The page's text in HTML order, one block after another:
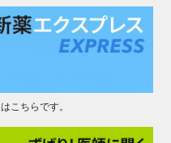
こちらです。